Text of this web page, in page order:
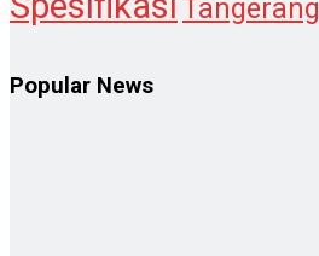
Tangerang
Popular News